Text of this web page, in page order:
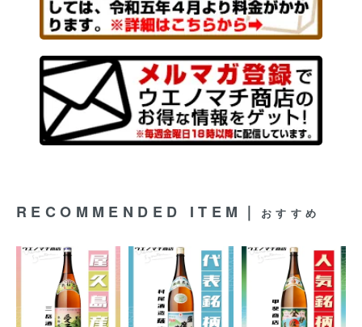
RECOMMENDED ITEM｜ おすすめ